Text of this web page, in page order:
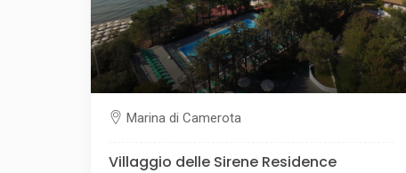
Marina di Camerota
Villaggio delle Sirene Residence